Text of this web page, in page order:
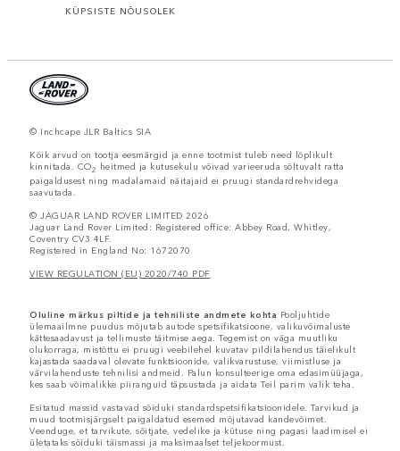
KÜPSISTE NÕUSOLEK
© Inchcape JLR Baltics SIA
Kõik arvud on tootja eesmärgid ja enne tootmist tuleb need lõplikult
kinnitada. CO2 heitmed ja kutusekulu võivad varieeruda sõltuvalt ratta
paigaldusest ning madalamaid näitajaid ei pruugi standardrehvidega
saavutada.
© JAGUAR LAND ROVER LIMITED 2026
Jaguar Land Rover Limited: Registered office: Abbey Road, Whitley,
Coventry CV3 4LF.
Registered in England No: 1672070
VIEW REGULATION (EU) 2020/740 PDF
Oluline märkus piltide ja tehniliste andmete kohta Pooljuhtide
ülemaailmne puudus mõjutab autode spetsifikatsioone, valikuvõimaluste
kättesaadavust ja tellimuste täitmise aega. Tegemist on väga muutliku
olukorraga, mistõttu ei pruugi veebilehel kuvatav pildilahendus täielikult
kajastada saadaval olevate funktsioonide, valikvarustuse, viimistluse ja
värvilahenduste tehnilisi andmeid. Palun konsulteerige oma edasimüüjaga,
kes saab võimalikke piiranguid täpsustada ja aidata Teil parim valik teha.
Esitatud massid vastavad sõiduki standardspetsifikatsioonidele. Tarvikud ja
muud tootmisjärgselt paigaldatud esemed mõjutavad kandevõimet.
Veenduge, et tarvikute, sõitjate, vedelike ja kütuse ning pagasi laadimisel ei
ületataks sõiduki täismassi ja maksimaalset teljekoormust.